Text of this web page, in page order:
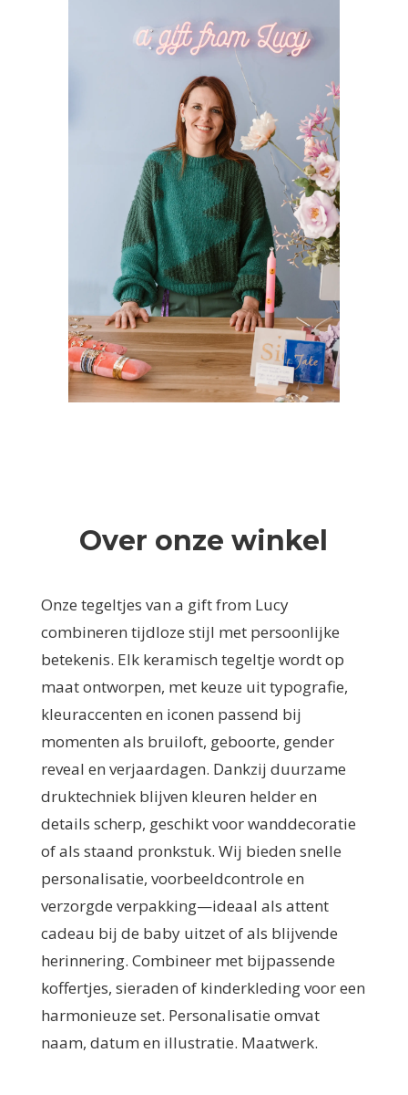
Over onze winkel
Onze tegeltjes van a gift from Lucy
combineren tijdloze stijl met persoonlijke
betekenis. Elk keramisch tegeltje wordt op
maat ontworpen, met keuze uit typografie,
kleuraccenten en iconen passend bij
momenten als bruiloft, geboorte, gender
reveal en verjaardagen. Dankzij duurzame
druktechniek blijven kleuren helder en
details scherp, geschikt voor wanddecoratie
of als staand pronkstuk. Wij bieden snelle
personalisatie, voorbeeldcontrole en
verzorgde verpakking—ideaal als attent
cadeau bij de baby uitzet of als blijvende
herinnering. Combineer met bijpassende
koffertjes, sieraden of kinderkleding voor een
harmonieuze set. Personalisatie omvat
naam, datum en illustratie. Maatwerk.